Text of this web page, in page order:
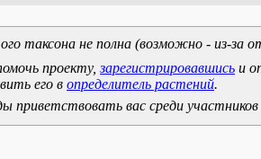
таксона не полна (возможно - из-за
проекту, зарегистрировавшись и
его в определитель растений.
приветствовать вас среди